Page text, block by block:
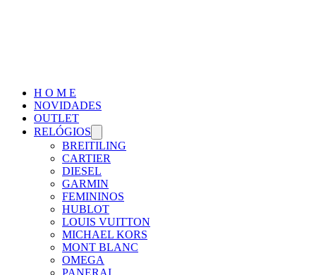
H O M E
NOVIDADES
OUTLET
RELÓGIOS
BREITILING
CARTIER
DIESEL
GARMIN
FEMININOS
HUBLOT
LOUIS VUITTON
MICHAEL KORS
MONT BLANC
OMEGA
PANERAI